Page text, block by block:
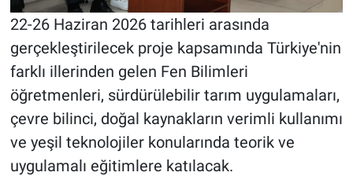
22-26 Haziran 2026 tarihleri arasında
gerçekleştirilecek proje kapsamında Türkiye'nin
farklı illerinden gelen Fen Bilimleri
öğretmenleri, sürdürülebilir tarım uygulamaları,
çevre bilinci, doğal kaynakların verimli kullanımı
ve yeşil teknolojiler konularında teorik ve
uygulamalı eğitimlere katılacak.